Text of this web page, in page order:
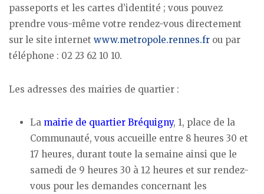
passeports et les cartes d’identité ; vous pouvez
prendre vous-même votre rendez-vous directement
sur le site internet www.metropole.rennes.fr ou par
téléphone : 02 23 62 10 10.
Les adresses des mairies de quartier :
La mairie de quartier Bréquigny, 1, place de la
Communauté, vous accueille entre 8 heures 30 et
17 heures, durant toute la semaine ainsi que le
samedi de 9 heures 30 à 12 heures et sur rendez-
vous pour les demandes concernant les